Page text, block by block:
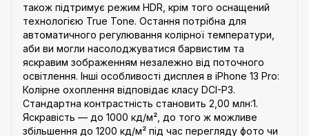
також підтримує режим HDR, крім того оснащений
технологією True Tone. Остання потрібна для
автоматичного регулювання колірної температури,
аби ви могли насолоджуватися барвистим та
яскравим зображенням незалежно від поточного
освітлення. Інші особливості дисплея в iPhone 13 Pro:
Колірне охоплення відповідає класу DCI-P3.
Стандартна контрастність становить 2,00 млн:1.
Яскравість — до 1000 кд/м², до того ж можливе
збільшення до 1200 кд/м² під час перегляду фото чи